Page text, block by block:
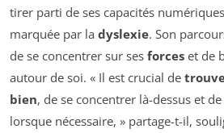
tirer parti de ses capacités
marquée par la dyslexie. Son
de se concentrer sur ses forces et de
autour de soi. « Il est crucial de
bien, de se concentrer là-dessus et
lorsque nécessaire, » partage-t-il,